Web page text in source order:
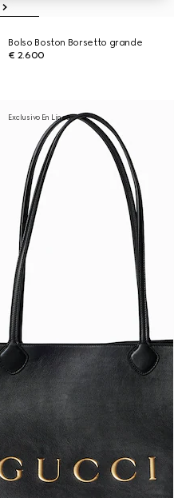
Bolso Boston Borsetto grande
€ 2.600
Exclusivo En Línea